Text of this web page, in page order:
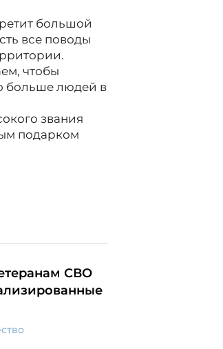
большой
все поводы
чтобы
больше людей в
звания
подарком
СВО